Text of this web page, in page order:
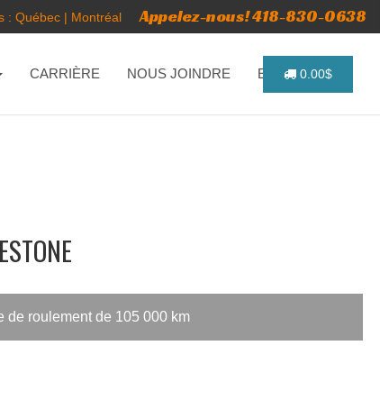
: Québec | Montréal Appelez-nous! 418-830-0638
CARRIÈRE NOUS JOINDRE ENGLISH
0.00$
de roulement de 105 000 km